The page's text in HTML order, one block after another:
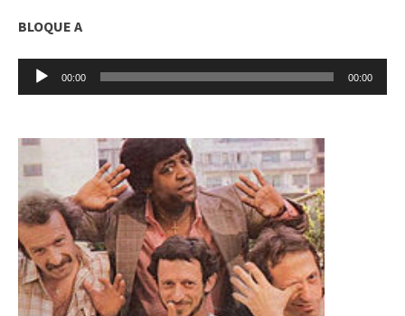
BLOQUE A
Reproductor
00:00 00:00